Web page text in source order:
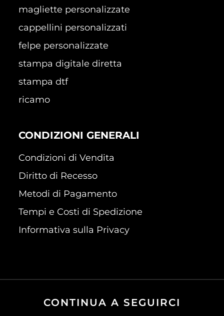
magliette personalizzate
cappellini personalizzati
felpe personalizzate
stampa digitale diretta
stampa dtf
ricamo
CONDIZIONI GENERALI
Condizioni di Vendita
Diritto di Recesso
Metodi di Pagamento
Tempi e Costi di Spedizione
Informativa sulla Privacy
CONTINUA A SEGUIRCI